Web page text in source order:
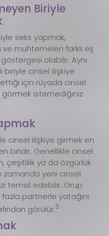
Biriyle
seks yapmak,
muhtemelen farklı eş
olabilir. Aynı
biriyle cinsel ilişkiye
için rüyada cinsel
görmek istemediğiniz
cinsel ilişkiye girmek en
biridir. Genellikle cinsel
çeşitlilik ya da özgürlük
zamanda yeni cinsel
temsil edebilir. Grup
partnerle yatağını
görülür.5